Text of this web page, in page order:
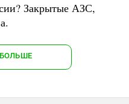
Закрытые АЗС,